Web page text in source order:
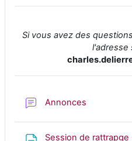
Si vous avez des
l'adresse
Annonces
Session de rattrapge